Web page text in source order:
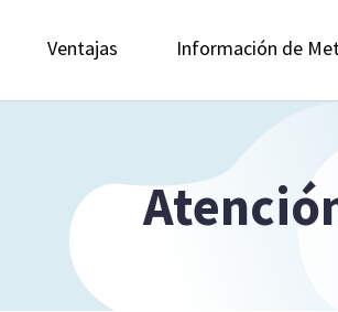
Ventajas Información de